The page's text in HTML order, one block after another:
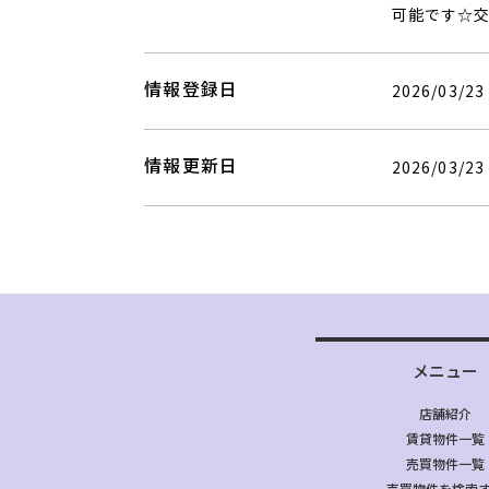
可能です☆
情報登録日 2026/03/23
情報更新日 2026/03/23
メニュー
店舗紹介
賃貸物件一覧
売買物件一覧